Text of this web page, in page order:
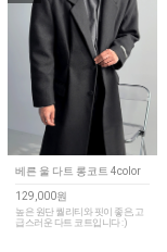
베른 울 다트 롱코트 4color
129,000원
높은 원단 퀄리티와 핏이 좋은, 고
급스러운 다트 코트입니다 :)